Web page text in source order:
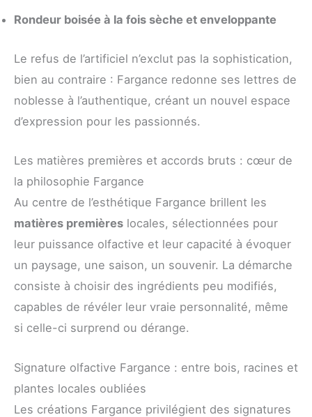
Rondeur boisée à la fois sèche et enveloppante
Le refus de l’artificiel n’exclut pas la sophistication,
bien au contraire : Fargance redonne ses lettres de
noblesse à l’authentique, créant un nouvel espace
d’expression pour les passionnés.
Les matières premières et accords bruts : cœur de
la philosophie Fargance
Au centre de l’esthétique Fargance brillent les
matières premières locales, sélectionnées pour
leur puissance olfactive et leur capacité à évoquer
un paysage, une saison, un souvenir. La démarche
consiste à choisir des ingrédients peu modifiés,
capables de révéler leur vraie personnalité, même
si celle-ci surprend ou dérange.
Signature olfactive Fargance : entre bois, racines et
plantes locales oubliées
Les créations Fargance privilégient des signatures